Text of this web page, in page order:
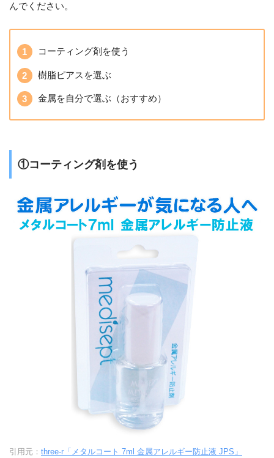
んでください。
コーティング剤を使う
樹脂ピアスを選ぶ
金属を自分で選ぶ（おすすめ）
①コーティング剤を使う
引用元： three-r「メタルコート 7ml 金属アレルギー防止液 JPS」